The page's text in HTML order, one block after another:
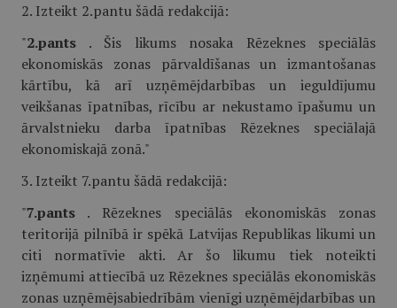
2. Izteikt 2.pantu šādā redakcijā:
"2.pants . Šis likums nosaka Rēzeknes speciālās
ekonomiskās zonas pārvaldīšanas un izmantošanas
kārtību, kā arī uzņēmējdarbības un ieguldījumu
veikšanas īpatnības, rīcību ar nekustamo īpašumu un
ārvalstnieku darba īpatnības Rēzeknes speciālajā
ekonomiskajā zonā."
3. Izteikt 7.pantu šādā redakcijā:
"7.pants . Rēzeknes speciālās ekonomiskās zonas
teritorijā pilnībā ir spēkā Latvijas Republikas likumi un
citi normatīvie akti. Ar šo likumu tiek noteikti
izņēmumi attiecībā uz Rēzeknes speciālās ekonomiskās
zonas uzņēmējsabiedrībām vienīgi uzņēmējdarbības un